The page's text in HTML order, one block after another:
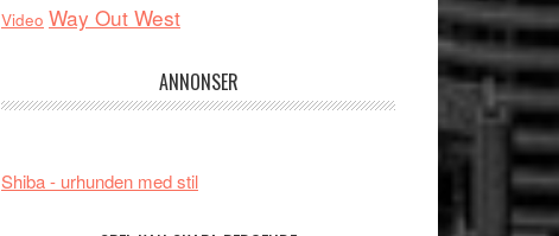
Video Way Out West
ANNONSER
Shiba - urhunden med stil